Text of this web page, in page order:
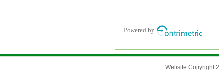
Website Copyright